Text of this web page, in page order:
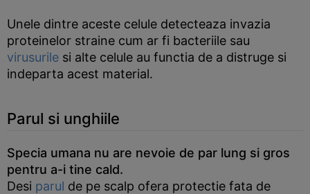
Unele dintre aceste celule detecteaza invazia
proteinelor straine cum ar fi bacteriile sau
virusurile si alte celule au functia de a distruge si
indeparta acest material.
Parul si unghiile
Specia umana nu are nevoie de par lung si gros
pentru a-i tine cald.
Desi parul de pe scalp ofera protectie fata de